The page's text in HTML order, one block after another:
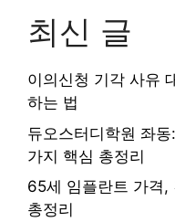
최신 글
이의신청 기각 사유
하는 법
듀오스터디학원 좌
가지 핵심 총정리
65세 임플란트 가격,
총정리